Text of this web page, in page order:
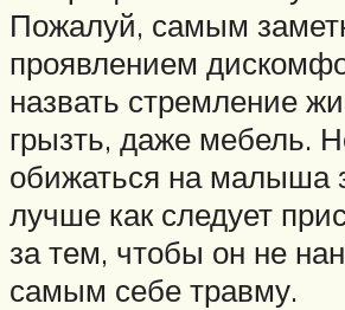
Пожалуй, самым
проявлением
назвать стремление
грызть, даже мебель.
обижаться на малыша
лучше как следует
за тем, чтобы он не
самым себе травму.